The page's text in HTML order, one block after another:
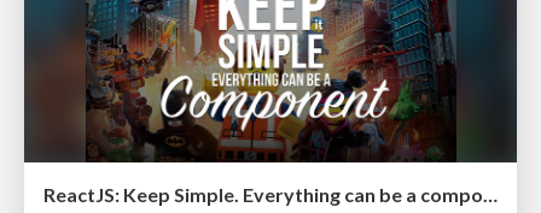
ReactJS: Keep Simple. Everything can be a component!